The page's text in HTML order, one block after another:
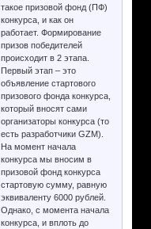
такое призовой фонд (ПФ)
конкурса, и как он
работает. Формирование
призов победителей
происходит в 2 этапа.
Первый этап – это
объявление стартового
призового фонда конкурса,
который вносят сами
организаторы конкурса (то
есть разработчики GZM).
На момент начала
конкурса мы вносим в
призовой фонд конкурса
стартовую сумму, равную
эквиваленту 6000 рублей.
Однако, с момента начала
конкурса, и вплоть до